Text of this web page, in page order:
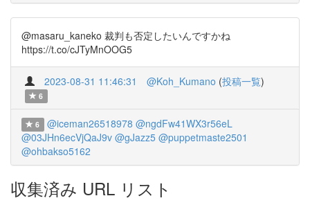
@masaru_kaneko 裁判も否定したいんですかね
https://t.co/cJTyMnOOG5
2023-08-31 11:46:31 @Koh_Kumano (投稿一覧)
6
6 @iceman26518978 @ngdFw41WX3r56eL
@03JHn6ecVjQaJ9v @gJazz5 @puppetmaste2501
@ohbakso5162
収集済み URL リスト